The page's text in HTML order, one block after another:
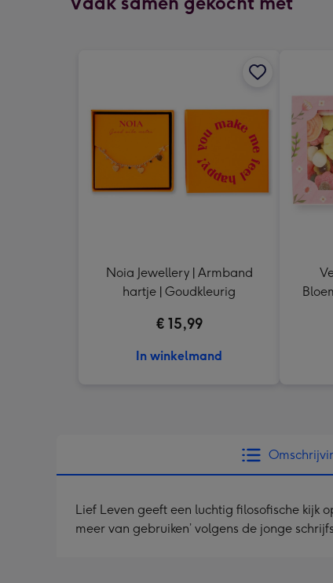
Noia Jewellery | Armband
hartje | Goudkleurig
€ 15,99
In winkelmand
Lief Leven geeft een luchtig filosofische kijk
meer van gebruiken’ volgens de jonge